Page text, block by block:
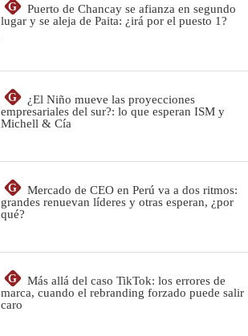
G
Puerto de Chancay se afianza en segundo
lugar y se aleja de Paita: ¿irá por el puesto 1?
G
¿El Niño mueve las proyecciones
empresariales del sur?: lo que esperan ISM y
Michell & Cía
G
Mercado de CEO en Perú va a dos ritmos:
grandes renuevan líderes y otras esperan, ¿por
qué?
G
Más allá del caso TikTok: los errores de
marca, cuando el rebranding forzado puede salir
caro